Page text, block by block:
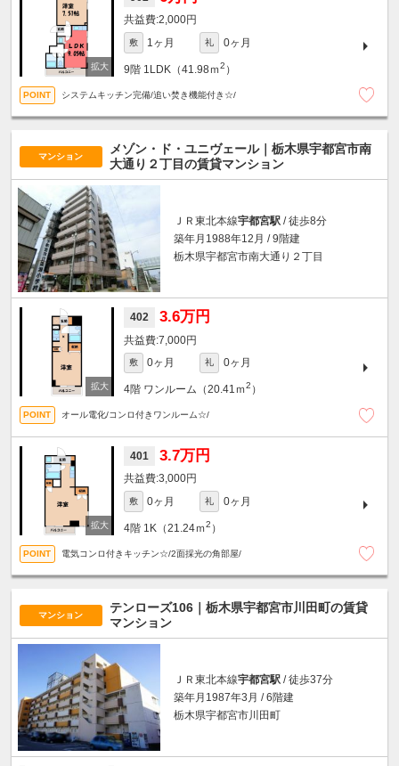
2,000円
敷 1ヶ月 礼 0ヶ月
9階 1LDK（41.98ｍ2 ）
システムキッチン完備/追い焚き機能付き☆/
マンション
メゾン・ド・ユニヴェール｜栃木県宇都宮市南
大通り２丁目の賃貸マンション
ＪＲ東北本線宇都宮駅 / 徒歩8分
築年月1988年12月 / 9階建
栃木県宇都宮市南大通り２丁目
402 3.6万円
7,000円
敷 0ヶ月 礼 0ヶ月
4階 ワンルーム（20.41ｍ2 ）
オール電化/コンロ付きワンルーム☆/
401 3.7万円
3,000円
敷 0ヶ月 礼 0ヶ月
4階 1K（21.24ｍ2 ）
電気コンロ付きキッチン☆/2面採光の角部屋/
マンション
テンローズ106｜栃木県宇都宮市川田町の賃貸
マンション
ＪＲ東北本線宇都宮駅 / 徒歩37分
築年月1987年3月 / 6階建
栃木県宇都宮市川田町